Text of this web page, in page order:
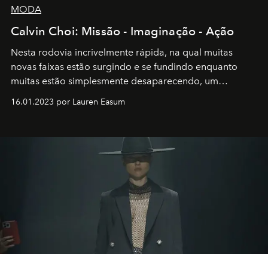
MODA
Calvin Choi: Missão - Imaginação - Ação
Nesta rodovia incrivelmente rápida, na qual muitas
novas faixas estão surgindo e se fundindo enquanto
muitas estão simplesmente desaparecendo, um
transportador AMTD abrindo caminho para muitos
por propósitos, com um claro senso de missão na vida e
16.01.2023 por Lauren Easum